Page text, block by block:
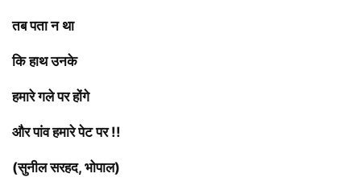
तब पता न था
कि हाथ उनके
हमारे गले पर होंगे
और पांव हमारे पेट पर !!
(सुनील सरहद, भोपाल)